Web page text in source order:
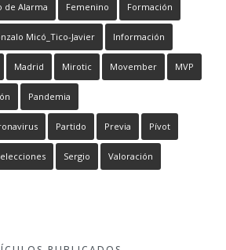
de Alarma Femenino Formación
Micó_Tico-Javier Información
Madrid Mirotic Movember MVP
Pandemia
Partido Previa Pívot
Sergio Valoración